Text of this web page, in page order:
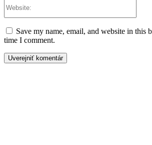
Save my name, email, and website in this
time I comment.